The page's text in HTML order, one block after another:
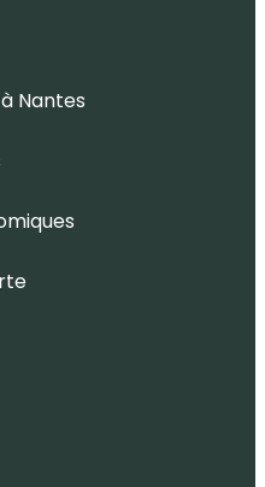
Nantes